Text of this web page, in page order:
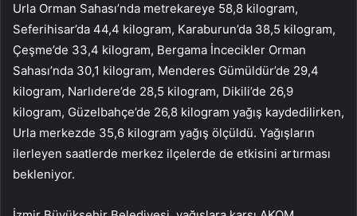
Urla Orman Sahası’nda metrekareye 58,8 kilogram,
Seferihisar’da 44,4 kilogram, Karaburun’da 38,5 kilogram,
Çeşme’de 33,4 kilogram, Bergama İncecikler Orman
Sahası’nda 30,1 kilogram, Menderes Gümüldür’de 29,4
kilogram, Narlıdere’de 28,5 kilogram, Dikili’de 26,9
kilogram, Güzelbahçe’de 26,8 kilogram yağış kaydedilirken,
Urla merkezde 35,6 kilogram yağış ölçüldü. Yağışların
ilerleyen saatlerde merkez ilçelerde de etkisini artırması
bekleniyor.